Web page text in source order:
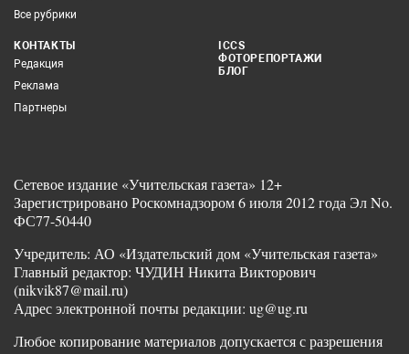
Все рубрики
КОНТАКТЫ
Редакция
Реклама
Партнеры
ICCS
ФОТОРЕПОРТАЖИ
БЛОГ
Сетевое издание «Учительская газета» 12+
Зарегистрировано Роскомнадзором 6 июля 2012 года Эл No.
ФС77-50440
Учредитель: АО «Издательский дом «Учительская газета»
Главный редактор: ЧУДИН Никита Викторович
(nikvik87@mail.ru)
Адрес электронной почты редакции: ug@ug.ru
Любое копирование материалов допускается с разрешения